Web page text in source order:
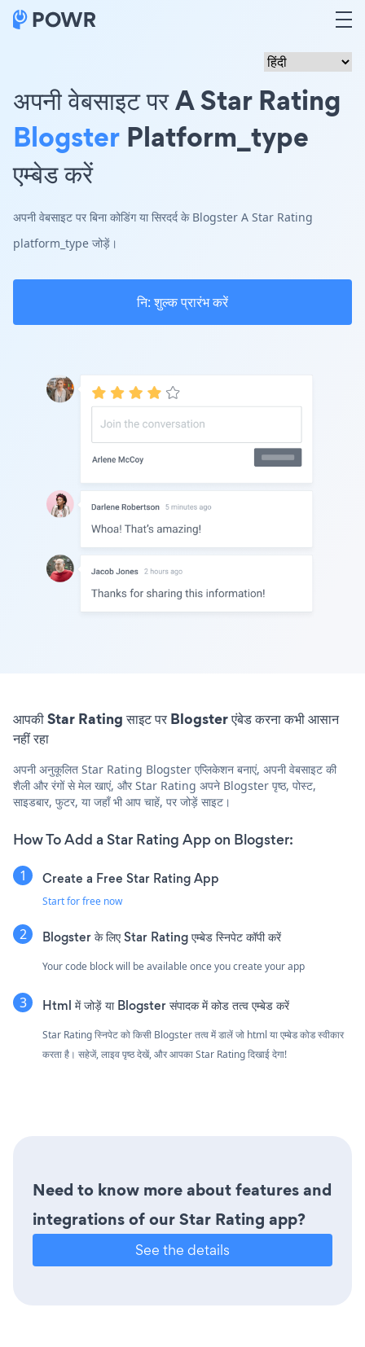
अपनी वेबसाइट पर A Star Rating
Blogster Platform_type
एम्बेड करें
अपनी वेबसाइट पर बिना कोडिंग या सिरदर्द के Blogster A Star Rating
platform_type जोड़ें।
नि: शुल्क प्रारंभ करें
आपकी Star Rating साइट पर Blogster एंबेड करना कभी आसान
नहीं रहा
अपनी अनुकूलित Star Rating Blogster एप्लिकेशन बनाएं, अपनी वेबसाइट की
शैली और रंगों से मेल खाएं, और Star Rating अपने Blogster पृष्ठ, पोस्ट,
साइडबार, फुटर, या जहाँ भी आप चाहें, पर जोड़ें साइट।
How To Add a Star Rating App on Blogster:
Create a Free Star Rating App
Start for free now
Blogster के लिए Star Rating एम्बेड स्निपेट कॉपी करें
Your code block will be available once you create your app
Html में जोड़ें या Blogster संपादक में कोड तत्व एम्बेड करें
Star Rating स्निपेट को किसी Blogster तत्व में डालें जो html या एम्बेड कोड स्वीकार
करता है। सहेजें, लाइव पृष्ठ देखें, और आपका Star Rating दिखाई देगा!
Need to know more about features and
integrations of our Star Rating app?
See the details